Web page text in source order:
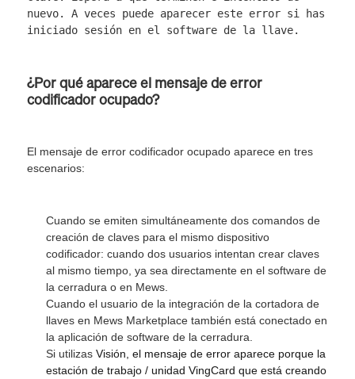
nuevo. A veces puede aparecer este error si has
iniciado sesión en el software de la llave.
¿Por qué aparece el mensaje de error
codificador ocupado?
El mensaje de error codificador ocupado aparece en tres
escenarios:
Cuando se emiten simultáneamente dos comandos de
creación de claves para el mismo dispositivo
codificador: cuando dos usuarios intentan crear claves
al mismo tiempo, ya sea directamente en el software de
la cerradura o en Mews.
Cuando el usuario de la integración de la cortadora de
llaves en Mews Marketplace también está conectado en
la aplicación de software de la cerradura.
Si utilizasVisión , el mensaje de error aparece porque la
estación de trabajo / unidad VingCard que está creando